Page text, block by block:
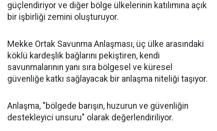
güçlendiriyor ve diğer bölge ülkelerinin katılımına açık
bir işbirliği zemini oluşturuyor.
Mekke Ortak Savunma Anlaşması, üç ülke arasındaki
köklü kardeşlik bağlarını pekiştiren, kendi
savunmalarının yanı sıra bölgesel ve küresel
güvenliğe katkı sağlayacak bir anlaşma niteliği taşıyor.
Anlaşma, "bölgede barışın, huzurun ve güvenliğin
destekleyici unsuru" olarak değerlendiriliyor.